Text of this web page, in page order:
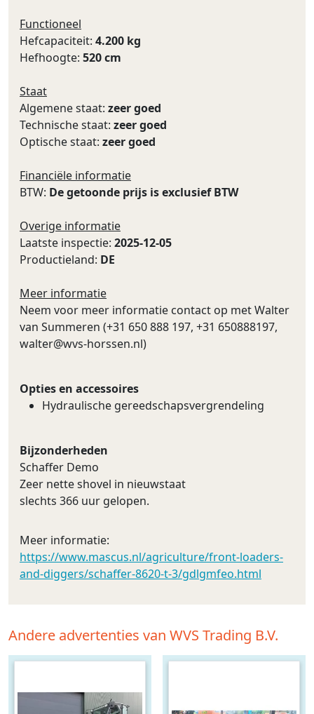
Functioneel
Hefcapaciteit: 4.200 kg
Hefhoogte: 520 cm
Staat
Algemene staat: zeer goed
Technische staat: zeer goed
Optische staat: zeer goed
Financiële informatie
BTW: De getoonde prijs is exclusief BTW
Overige informatie
Laatste inspectie: 2025-12-05
Productieland: DE
Meer informatie
Neem voor meer informatie contact op met Walter
van Summeren (+31 650 888 197, +31 650888197,
walter@wvs-horssen.nl)
Opties en accessoires
Hydraulische gereedschapsvergrendeling
Bijzonderheden
Schaffer Demo
Zeer nette shovel in nieuwstaat
slechts 366 uur gelopen.
Meer informatie:
https://www.mascus.nl/agriculture/front-loaders-
and-diggers/schaffer-8620-t-3/gdlgmfeo.html
Andere advertenties van WVS Trading B.V.